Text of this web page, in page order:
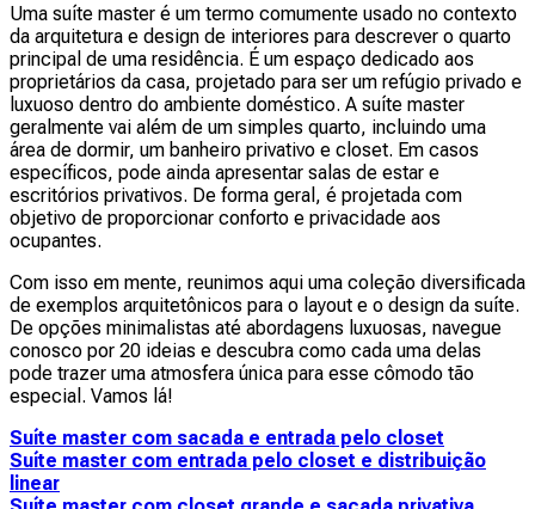
Uma suíte master é um termo comumente usado no contexto
da arquitetura e design de interiores para descrever o quarto
principal de uma residência. É um espaço dedicado aos
proprietários da casa, projetado para ser um refúgio privado e
luxuoso dentro do ambiente doméstico. A suíte master
geralmente vai além de um simples quarto, incluindo uma
área de dormir, um banheiro privativo e closet. Em casos
específicos, pode ainda apresentar salas de estar e
escritórios privativos. De forma geral, é projetada com
objetivo de proporcionar conforto e privacidade aos
ocupantes.
Com isso em mente, reunimos aqui uma coleção diversificada
de exemplos arquitetônicos para o layout e o design da suíte.
De opções minimalistas até abordagens luxuosas, navegue
conosco por 20 ideias e descubra como cada uma delas
pode trazer uma atmosfera única para esse cômodo tão
especial. Vamos lá!
Suíte master com sacada e entrada pelo closet
Suíte master com entrada pelo closet e distribuição
linear